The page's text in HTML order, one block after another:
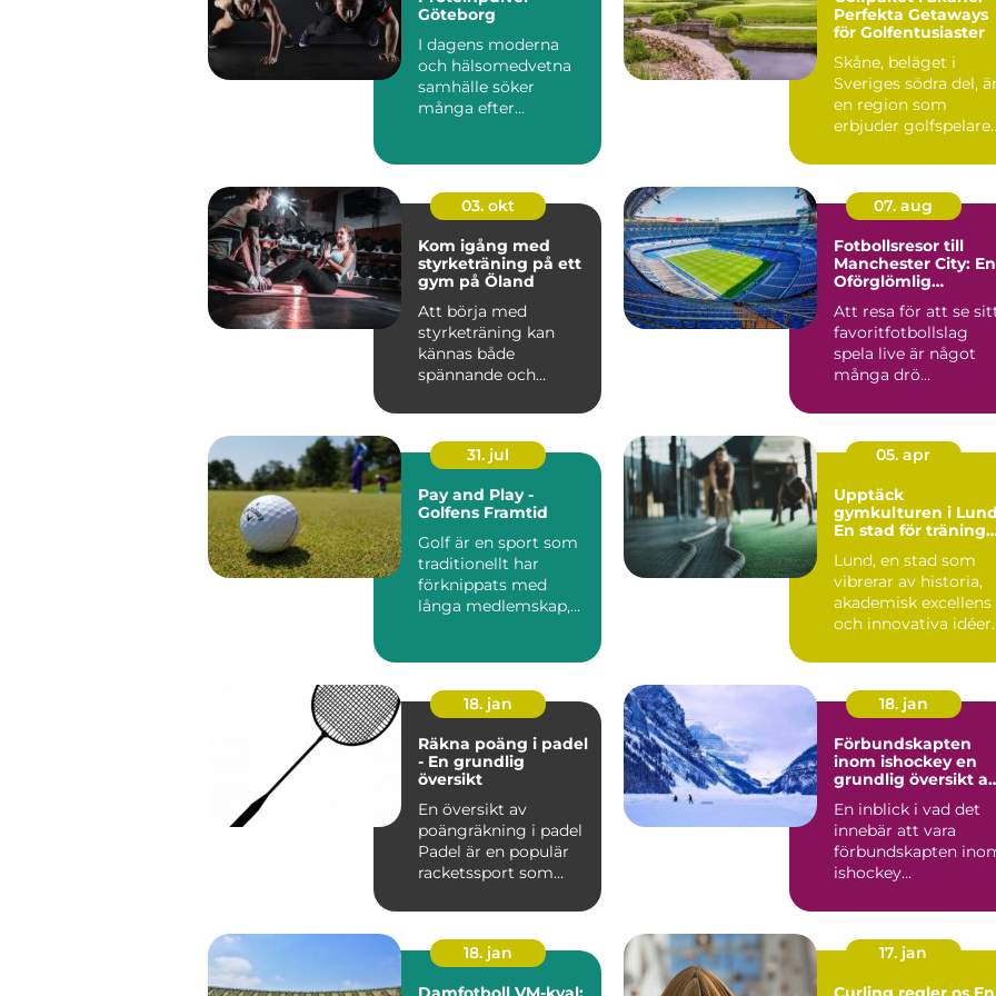
Göteborg
I dagens moderna
och hälsomedvetna
samhälle söker
många efter
Perfekta Getaways
för Golfentusiaster
Skåne, beläget i
Sveriges södra del,
en region som
erbjuder golfspelare
03. okt
Kom igång med
styrketräning på ett
gym på Öland
Att börja med
styrketräning kan
kännas både
spännande och
07. aug
Fotbollsresor till
Manchester City: En
Oförglömlig
Att resa för att se
favoritfotbollslag
spela live är något
många drö...
31. jul
Pay and Play -
Golfens Framtid
Golf är en sport som
traditionellt har
förknippats med
långa medlemskap,
05. apr
Upptäck
gymkulturen i
En stad för träning
Lund, en stad som
vibrerar av historia,
akademisk excellens
och innovativa idéer
18. jan
Räkna poäng i padel
- En grundlig
översikt
En översikt av
poängräkning i padel
Padel är en populär
racketssport som
från te...
18. jan
Förbundskapten
inom ishockey en
grundlig översikt av
En inblick i vad det
innebär att vara
förbundskapten
ishockey
en central f...
18. jan
17. jan